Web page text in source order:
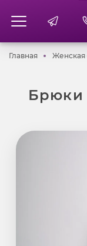
ГлавнаяГлавнаяЖенская
Брюки